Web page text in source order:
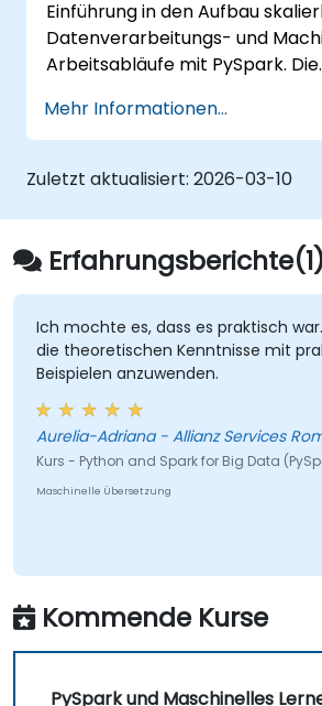
Einführung in den Aufbau
Datenverarbeitungs- und
Arbeitsabläufe mit PySpark. Die
modernen Big-Data-
funktioniert und wie große
effizient mithilfe von Prinzipien
können.
Mehr Informationen...
Zuletzt aktualisiert: 2026-03-10
Ich mochte es, dass es praktisch
die theoretischen Kenntnisse mit
Beispielen anzuwenden.
Aurelia-Adriana - Allianz Services
Kurs - Python and Spark for Big Data
Maschinelle Übersetzung
Kommende Kurse
PySpark und Maschinelles